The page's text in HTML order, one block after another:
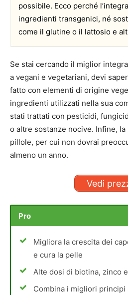
possibile. Ecco perché
ingredienti transgenici, né
come il glutine o il lattosio e
Se stai cercando il miglior
a vegani e vegetariani, devi
fatto con elementi di origine
ingredienti utilizzati nella sua
stati trattati con pesticidi,
o altre sostanze nocive. Infine,
pillole, per cui non dovrai
almeno un anno.
Vedi
Pro
Migliora la crescita dei
e cura la pelle
Alte dosi di biotina, zinco
Combina i migliori